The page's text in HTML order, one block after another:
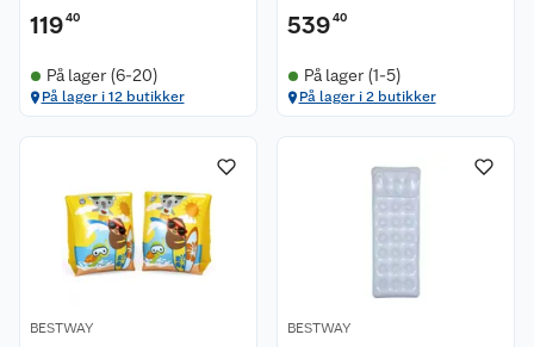
11940
På lager (6-20)
På lager i 12 butikker
53940
På lager (1-5)
På lager i 2 butikker
BESTWAY BESTWAY